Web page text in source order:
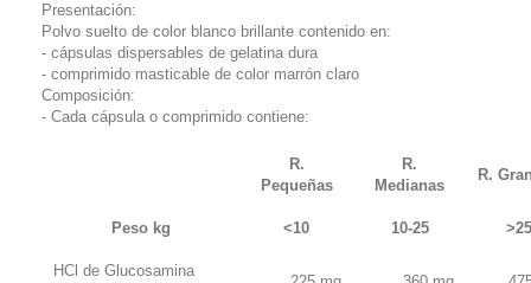
Presentación:
Polvo suelto de color blanco brillante contenido en:
- cápsulas dispersables de gelatina dura
- comprimido masticable de color marrón claro
Composición:
- Cada cápsula o comprimido contiene:
R.
Pequeñas
R.
Medianas
R.
Peso kg <10 10-25 >25
HCl de Glucosamina